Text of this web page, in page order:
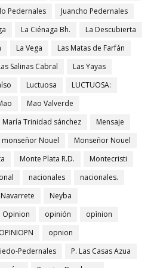
Pedernales
Juancho Pedernales
La Ciénaga Bh.
La Descubierta
La Vega
Las Matas de Farfán
Salinas Cabral
Las Yayas
Luctuosa
LUCTUOSA:
Mao Valverde
María Trinidad sánchez
Mensaje
monseñor Nouel
Monseñor Nouel
Monte Plata R.D.
Montecristi
nacionales
nacionales.
Navarrete
Neyba
Opinion opinión
opìnion
OPINIOPN
opnion
Pedernales
P. Las Casas Azua